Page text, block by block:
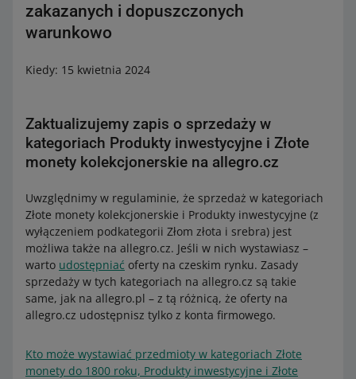
zakazanych i dopuszczonych
warunkowo
Kiedy: 15 kwietnia 2024
Zaktualizujemy zapis o sprzedaży w
kategoriach Produkty inwestycyjne i Złote
monety kolekcjonerskie na allegro.cz
Uwzględnimy w regulaminie, że sprzedaż w kategoriach
Złote monety kolekcjonerskie i Produkty inwestycyjne (z
wyłączeniem podkategorii Złom złota i srebra) jest
możliwa także na allegro.cz. Jeśli w nich wystawiasz –
warto udostępniać oferty na czeskim rynku. Zasady
sprzedaży w tych kategoriach na allegro.cz są takie
same, jak na allegro.pl – z tą różnicą, że oferty na
allegro.cz udostępnisz tylko z konta firmowego.
Kto może wystawiać przedmioty w kategoriach Złote
monety do 1800 roku, Produkty inwestycyjne i Złote